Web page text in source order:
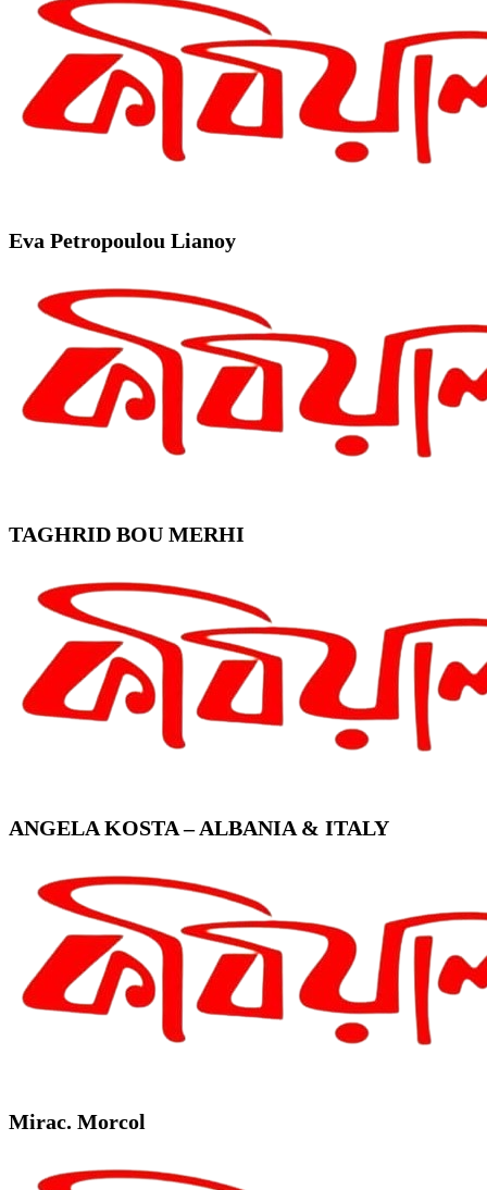
Eva Petropoulou Lianoy
TAGHRID BOU MERHI
ANGELA KOSTA – ALBANIA & ITALY
Mirac. Morcol